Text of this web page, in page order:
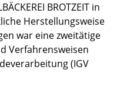
BROTZEIT in
Herstellungsweise
war eine zweitätige
Verfahrensweisen
(IGV